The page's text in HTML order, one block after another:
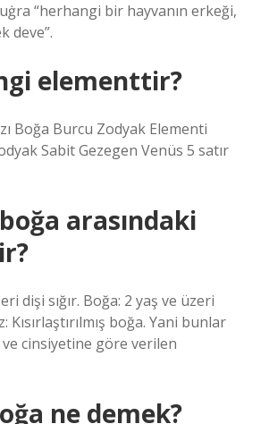
“herhangi bir hayvanın erkeği,
deve”.
elementtir?
Boğa Burcu Zodyak Elementi
Sabit Gezegen Venüs 5 satır
arasındaki
dişi sığır. Boğa: 2 yaş ve üzeri
Kısırlaştırılmış boğa. Yani bunlar
ve cinsiyetine göre verilen
ne demek?